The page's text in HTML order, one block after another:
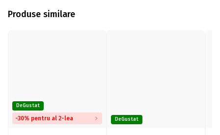
Produse similare
DeGustat
-30% pentru al 2-lea DeGustat